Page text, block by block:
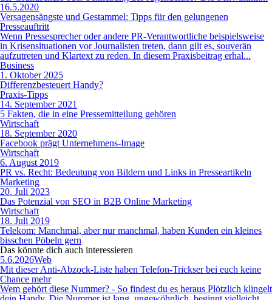
16.5.2020
Versagensängste und Gestammel: Tipps für den gelungenen
Presseauftritt
Wenn Pressesprecher oder andere PR-Verantwortliche beispielsweise
in Krisensituationen vor Journalisten treten, dann gilt es, souverän
aufzutreten und Klartext zu reden. In diesem Praxisbeitrag erhal...
Business
1. Oktober 2025
Differenzbesteuert Handy?
Praxis-Tipps
14. September 2021
5 Fakten, die in eine Pressemitteilung gehören
Wirtschaft
18. September 2020
Facebook prägt Unternehmens-Image
Wirtschaft
6. August 2019
PR vs. Recht: Bedeutung von Bildern und Links in Presseartikeln
Marketing
20. Juli 2023
Das Potenzial von SEO in B2B Online Marketing
Wirtschaft
18. Juli 2019
Telekom: Manchmal, aber nur manchmal, haben Kunden ein kleines
bisschen Pöbeln gern
Das könnte dich auch interessieren
5.6.2026Web
Mit dieser Anti-Abzock-Liste haben Telefon-Trickser bei euch keine
Chance mehr
Wem gehört diese Nummer? - So findest du es heraus Plötzlich klingelt